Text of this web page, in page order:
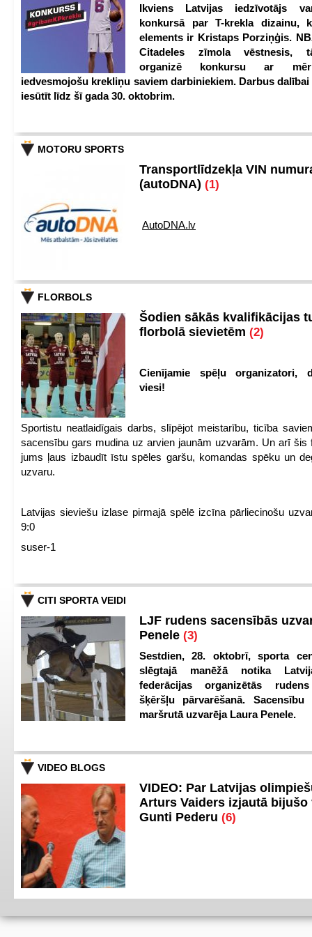
Ikviens Latvijas iedzīvotājs
konkursā par T-krekla dizainu,
elements ir Kristaps Porziņģis.
Citadeles zīmola vēstnesis,
organizē konkursu ar
iedvesmojošu krekliņu saviem darbiniekiem. Darbus
iesūtīt līdz šī gada 30. oktobrim.
MOTORU SPORTS
Transportlīdzekļa VIN
(autoDNA) (1)
AutoDNA.lv
FLORBOLS
Šodien sākās kvalifikācijas
florbolā sievietēm (2)
Cienījamie spēļu organizatori,
viesi!
Sportistu neatlaidīgais darbs, slīpējot meistarību, ticība
sacensību gars mudina uz arvien jaunām uzvarām. Un arī šis
jums ļaus izbaudīt īstu spēles garšu, komandas spēku un
uzvaru.
Latvijas sieviešu izlase pirmajā spēlē izcīna pārliecinošu
9:0
suser-1
CITI SPORTA VEIDI
LJF rudens sacensībās
Penele (3)
Sestdien, 28. oktobrī, sporta
slēgtajā manēžā notika
federācijas organizētās
šķēršļu pārvarēšanā. Sacensību
maršrutā uzvarēja Laura Penele.
VIDEO BLOGS
VIDEO: Par Latvijas
Arturs Vaiders izjautā bijušo
Gunti Pederu (6)